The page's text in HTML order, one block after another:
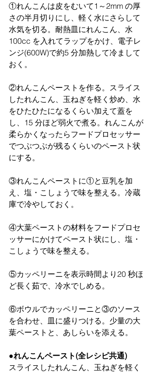
①れんこんは⽪をむいて1～2mm の厚
さの半⽉切りにし、軽く⽔にさらして
水気を切る。耐熱⽫にれんこん、⽔
100cc を⼊れてラップをかけ、電⼦レ
ンジ(600W)で約5 分加熱して冷まして
おく。
②れんこんペーストを作る。スライス
したれんこん、玉ねぎを軽く炒め、⽔
をひたひたになるくらい加えて蓋を
し、15 分ほど弱⽕で煮る。れんこんが
柔らかくなったらフードプロセッサー
でつぶつぶが残るくらいのペースト状
にする。
③れんこんペーストに①と豆乳を加
え、塩・こしょうで味を整える。冷蔵
庫で冷やしておく。
④⼤葉ペーストの材料をフードプロセ
ッサーにかけてペースト状にし、塩・
こしょうで味を整える。
⑤カッペリーニを表⽰時間より20 秒ほ
ど⻑く茹で、冷⽔でしめる。
⑥ボウルでカッペリーニと③のソース
を合わせ、⽫に盛りつける。少量の⼤
葉ペーストと、あしらいを添える。
●れんこんペースト(全レシピ共通)
スライスしたれんこん、玉ねぎを軽く